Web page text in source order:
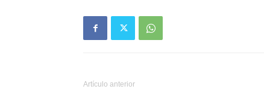
Artículo anterior